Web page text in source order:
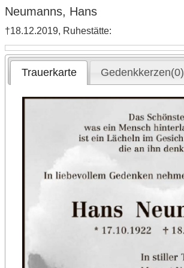
Neumanns, Hans
†18.12.2019, Ruhestätte:
Trauerkarte Gedenkkerzen(0)